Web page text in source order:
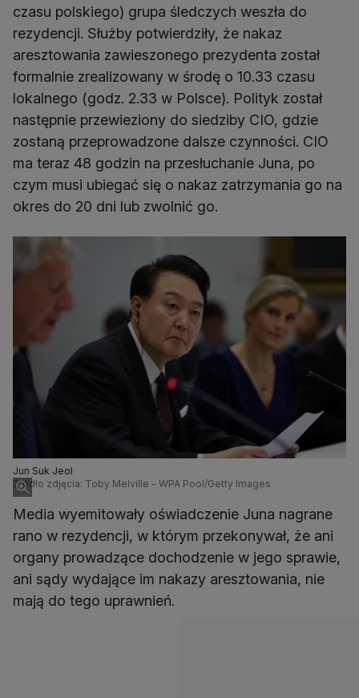
czasu polskiego) grupa śledczych weszła do
rezydencji. Służby potwierdziły, że nakaz
aresztowania zawieszonego prezydenta został
formalnie zrealizowany w środę o 10.33 czasu
lokalnego (godz. 2.33 w Polsce). Polityk został
następnie przewieziony do siedziby CIO, gdzie
zostaną przeprowadzone dalsze czynności. CIO
ma teraz 48 godzin na przesłuchanie Juna, po
czym musi ubiegać się o nakaz zatrzymania go na
okres do 20 dni lub zwolnić go.
Jun Suk Jeol
Źródło zdjęcia: Toby Melville - WPA Pool/Getty Images
Media wyemitowały oświadczenie Juna nagrane
rano w rezydencji, w którym przekonywał, że ani
organy prowadzące dochodzenie w jego sprawie,
ani sądy wydające im nakazy aresztowania, nie
mają do tego uprawnień.